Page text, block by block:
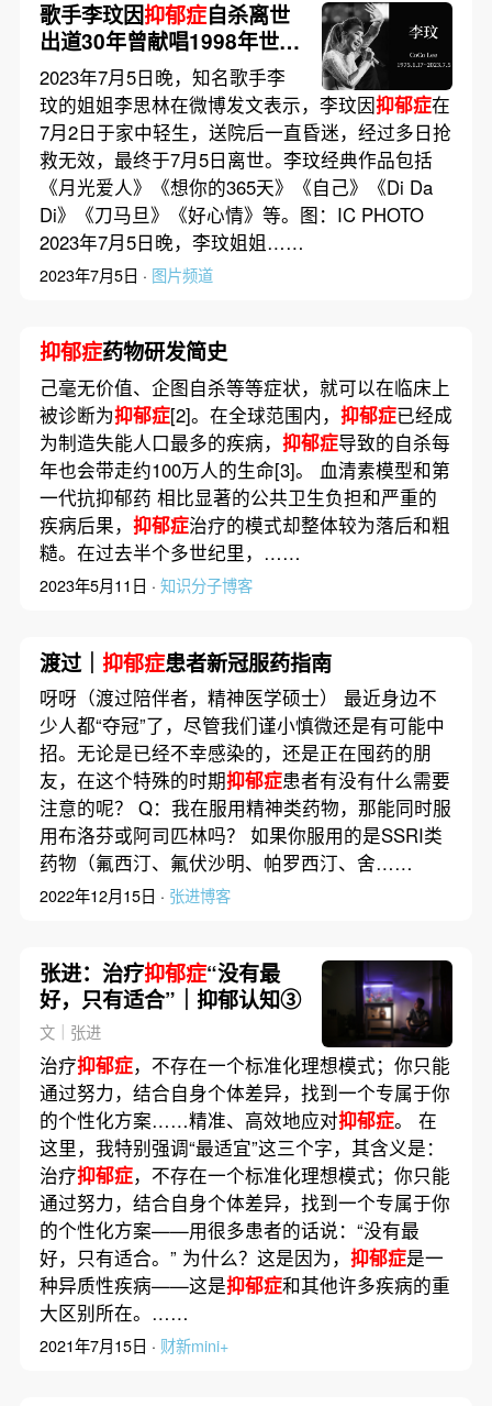
歌手李玟因抑郁症自杀离世
出道30年曾献唱1998年世界
杯主题曲
2023年7月5日晚，知名歌手李
玟的姐姐李思林在微博发文表示，李玟因抑郁症在
7月2日于家中轻生，送院后一直昏迷，经过多日抢
救无效，最终于7月5日离世。李玟经典作品包括
《月光爱人》《想你的365天》《自己》《Di Da
Di》《刀马旦》《好心情》等。图：IC PHOTO
2023年7月5日晚，李玟姐姐……
2023年7月5日 · 图片频道
抑郁症药物研发简史
己毫无价值、企图自杀等等症状，就可以在临床上
被诊断为抑郁症[2]。在全球范围内， 抑郁症已经成
为制造失能人口最多的疾病， 抑郁症导致的自杀每
年也会带走约100万人的生命[3]。 血清素模型和第
一代抗抑郁药 相比显著的公共卫生负担和严重的
疾病后果， 抑郁症治疗的模式却整体较为落后和粗
糙。在过去半个多世纪里，……
2023年5月11日 · 知识分子博客
渡过｜ 抑郁症患者新冠服药指南
呀呀（渡过陪伴者，精神医学硕士） 最近身边不
少人都“夺冠”了，尽管我们谨小慎微还是有可能中
招。无论是已经不幸感染的，还是正在囤药的朋
友，在这个特殊的时期抑郁症患者有没有什么需要
注意的呢？ Q：我在服用精神类药物，那能同时服
用布洛芬或阿司匹林吗？ 如果你服用的是SSRI类
药物（氟西汀、氟伏沙明、帕罗西汀、舍……
2022年12月15日 · 张进博客
张进：治疗抑郁症“没有最
好，只有适合”｜抑郁认知③
文｜张进
治疗抑郁症，不存在一个标准化理想模式；你只能
通过努力，结合自身个体差异，找到一个专属于你
的个性化方案……精准、高效地应对抑郁症。 在
这里，我特别强调“最适宜”这三个字，其含义是：
治疗抑郁症，不存在一个标准化理想模式；你只能
通过努力，结合自身个体差异，找到一个专属于你
的个性化方案——用很多患者的话说：“没有最
好，只有适合。” 为什么？这是因为， 抑郁症是一
种异质性疾病——这是抑郁症和其他许多疾病的重
大区别所在。……
2021年7月15日 · 财新mini+